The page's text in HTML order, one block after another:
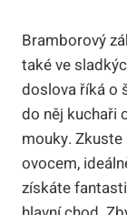
Bramborový
také ve
doslova říká o
do něj kuchaři
mouky.
ovocem,
získáte